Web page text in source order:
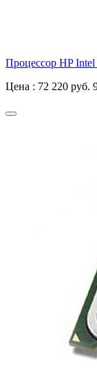
Процессор HP
Цена : 72 220 руб.